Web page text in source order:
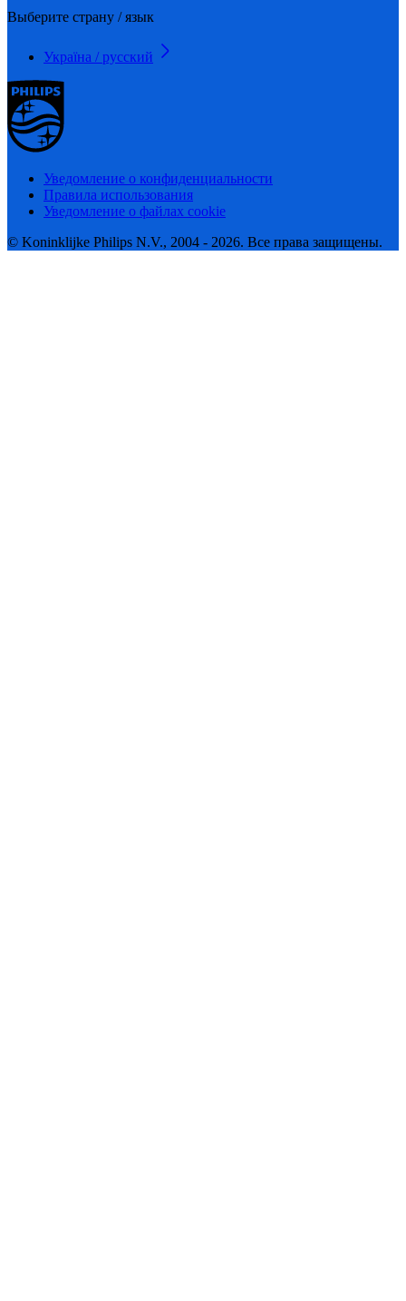
Выберите страну / язык
Україна / русский
Уведомление о конфиденциальности
Правила использования
Уведомление о файлах cookie
© Koninklijke Philips N.V., 2004 - 2026. Все права защищены.